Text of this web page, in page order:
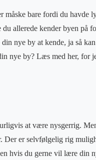
bare fordi du havde
allerede kender byen på
nye by at kende, ja så
nye by? Læs med her, for
at være nysgerrig.
Der er selvfølgelig rig
hvis du gerne vil lære din